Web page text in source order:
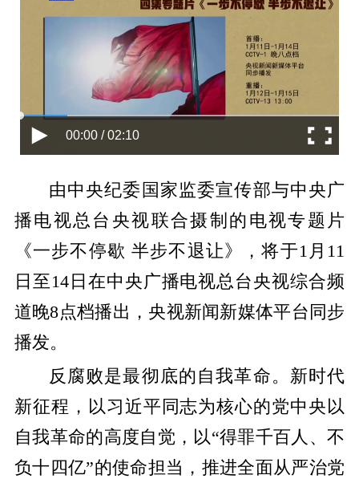
00:00 / 02:10
由中央纪委国家监委宣传部与中央广
播电视总台央视联合摄制的电视专题片
《一步不停歇 半步不退让》，将于1月11
日至14日在中央广播电视总台央视综合频
道晚8点档播出，央视新闻新媒体平台同步
播发。
反腐败是最彻底的自我革命。新时代
新征程，以习近平同志为核心的党中央以
自我革命的高度自觉，以“得罪千百人、不
负十四亿”的使命担当，推进全面从严治党